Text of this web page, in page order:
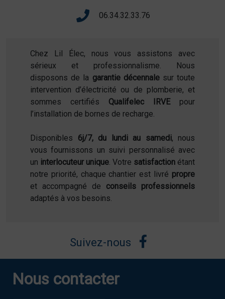
06.34.32.33.76
Chez Lil Élec, nous vous assistons avec
sérieux et professionnalisme. Nous
disposons de la garantie décennalesur toute
intervention d’électricité ou de plomberie, et
sommes certifiés Qualifelec IRVEpour
l’installation de bornes de recharge.
Disponibles 6j/7, du lundi au samedi, nous
vous fournissons un suivi personnalisé avec
un interlocuteur unique. Votre satisfaction étant
notre priorité, chaque chantier est livré propre
et accompagné de conseils professionnels
adaptés à vos besoins.
Suivez-nous
Nous contacter